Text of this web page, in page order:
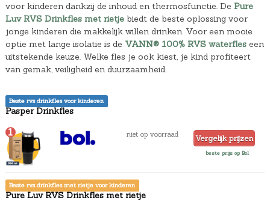
voor kinderen dankzij de inhoud en thermosfunctie. De Pure
Luv RVS Drinkfles met rietjebiedt de beste oplossing voor
jonge kinderen die makkelijk willen drinken. Voor een mooie
optie met lange isolatie is de VANN® 100% RVS waterfleseen
uitstekende keuze. Welke fles je ook kiest, je kind profiteert
van gemak, veiligheid en duurzaamheid.
Beste rvs drinkfles voor kinderen
Pasper Drinkfles
1 niet op voorraad Vergelijk prijzen
beste prijs op Bol
Beste rvs drinkfles met rietje voor kinderen
Pure Luv RVS Drinkfles met rietje